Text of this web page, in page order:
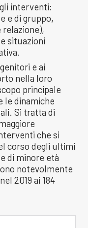
interventi:
e di gruppo,
situazioni
e ai
nella loro
principale
le dinamiche
Si tratta di
che si
corso degli ultimi
di minore età
notevolmente
2019 ai 184